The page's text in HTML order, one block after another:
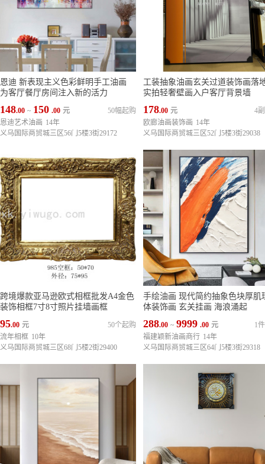
恩迪 新表现主义色彩鲜明手工油画
为客厅餐厅房间注入新的活力
148.00 ~ 150 .00 元
50幅起购
恩迪艺术油画 14年
义乌国际商贸城三区56门5楼3街29172
工装抽象油画玄关过道装饰画落
实拍轻奢壁画入户客厅背景墙
178.00 元
4
欧廊油画装饰画 14年
义乌国际商贸城三区52门5楼3街29038
跨境爆款亚马逊欧式相框批发A4金色
装饰相框7寸8寸照片挂墙画框
95.00 元
50个起购
流年相框 10年
义乌国际商贸城三区68门5楼2街29400
手绘油画 现代简约抽象色块厚肌
体装饰画 玄关挂画 海浪涌起
288.00 ~ 9999 .00 元
1
福建颖新油画商行 14年
义乌国际商贸城三区64门5楼3街29318